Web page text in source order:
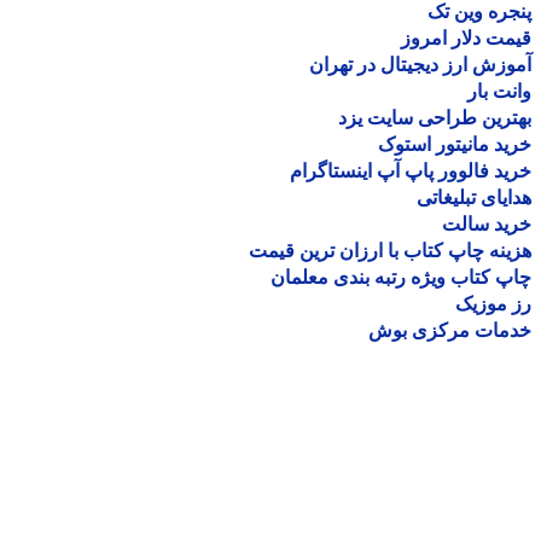
وین تک
دلار امروز
ارز دیجیتال در تهران
بار
طراحی سایت یزد
مانیتور استوک
فالوور پاپ آپ اینستاگرام
تبلیغاتی
سالت
چاپ کتاب با ارزان ترین قیمت
کتاب ویژه رتبه بندی معلمان
موزیک
مرکزی بوش